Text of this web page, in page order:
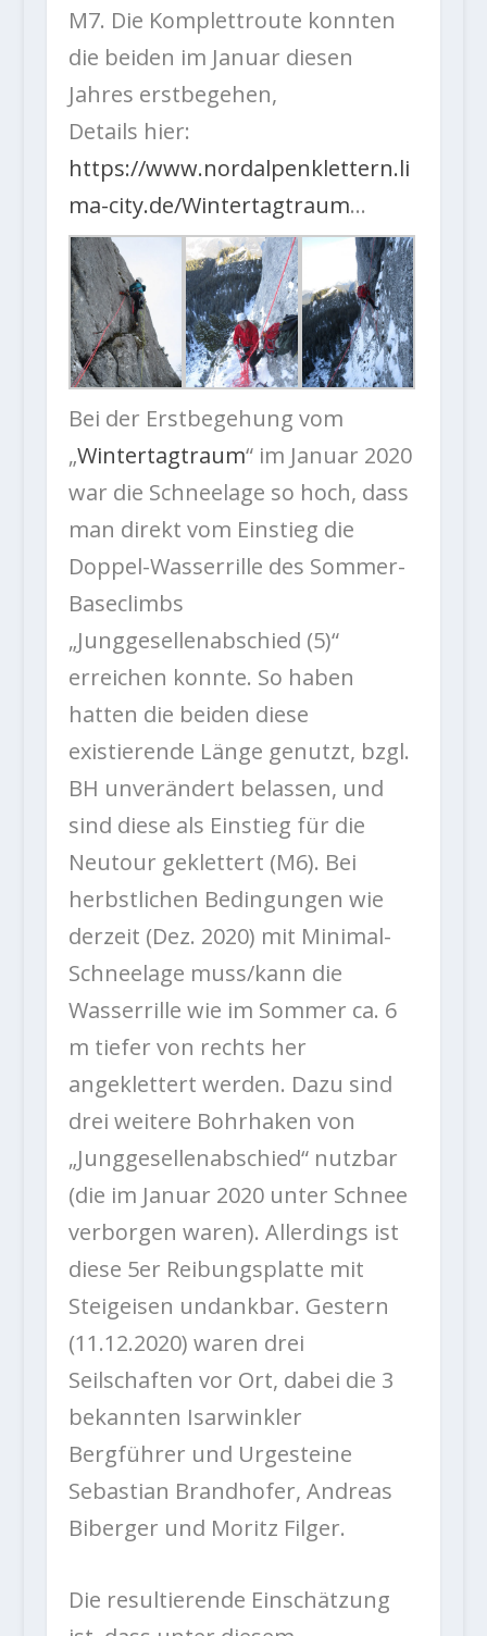
M7. Die Komplettroute konnten
die beiden im Januar diesen
Jahres erstbegehen,
Details hier:
https://www.nordalpenklettern.li
ma-city.de/Wintertagtraum…
Bei der Erstbegehung vom
„Wintertagtraum“ im Januar 2020
war die Schneelage so hoch, dass
man direkt vom Einstieg die
Doppel-Wasserrille des Sommer-
Baseclimbs
„Junggesellenabschied (5)“
erreichen konnte. So haben
hatten die beiden diese
existierende Länge genutzt, bzgl.
BH unverändert belassen, und
sind diese als Einstieg für die
Neutour geklettert (M6). Bei
herbstlichen Bedingungen wie
derzeit (Dez. 2020) mit Minimal-
Schneelage muss/kann die
Wasserrille wie im Sommer ca. 6
m tiefer von rechts her
angeklettert werden. Dazu sind
drei weitere Bohrhaken von
„Junggesellenabschied“ nutzbar
(die im Januar 2020 unter Schnee
verborgen waren). Allerdings ist
diese 5er Reibungsplatte mit
Steigeisen undankbar. Gestern
(11.12.2020) waren drei
Seilschaften vor Ort, dabei die 3
bekannten Isarwinkler
Bergführer und Urgesteine
Sebastian Brandhofer, Andreas
Biberger und Moritz Filger.
Die resultierende Einschätzung